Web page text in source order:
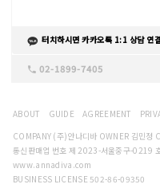
터치하시면 카카오톡 1:1 상담 연
02-1899-7405
ABOUT GUIDE AGREEMENT
COMPANY (주)안나디바 OWNER 김민
통신판매업 번호 제 2023-서울중구-0219
www.annadiva.com
BUSINESS LICENSE 502-86-09350